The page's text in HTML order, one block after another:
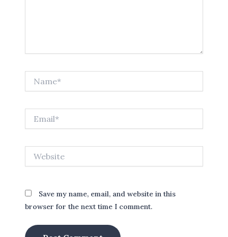
Save my name, email, and website in this
browser for the next time I comment.